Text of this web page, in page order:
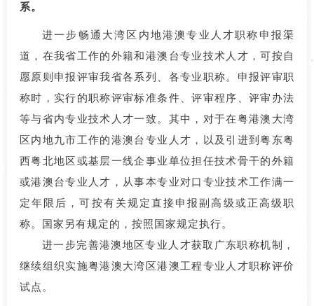
系。
进一步畅通大湾区内地港澳专业人才职称申报渠
道，在我省工作的外籍和港澳台专业技术人才，可按自
愿原则申报评审我省各系列、各专业职称。申报评审职
称时，实行的职称评审标准条件、评审程序、评审办法
等与省内专业技术人才一致。其中，对于在粤港澳大湾
区内地九市工作的港澳台专业人才，以及引进到粤东粤
西粤北地区或基层一线企事业单位担任技术骨干的外籍
或港澳台专业人才，从事本专业对口专业技术工作满一
定年限后，可按有关规定直接申报副高级或正高级职
称。国家另有规定的，按照国家规定执行。
进一步完善港澳地区专业人才获取广东职称机制，
继续组织实施粤港澳大湾区港澳工程专业人才职称评价
试点。